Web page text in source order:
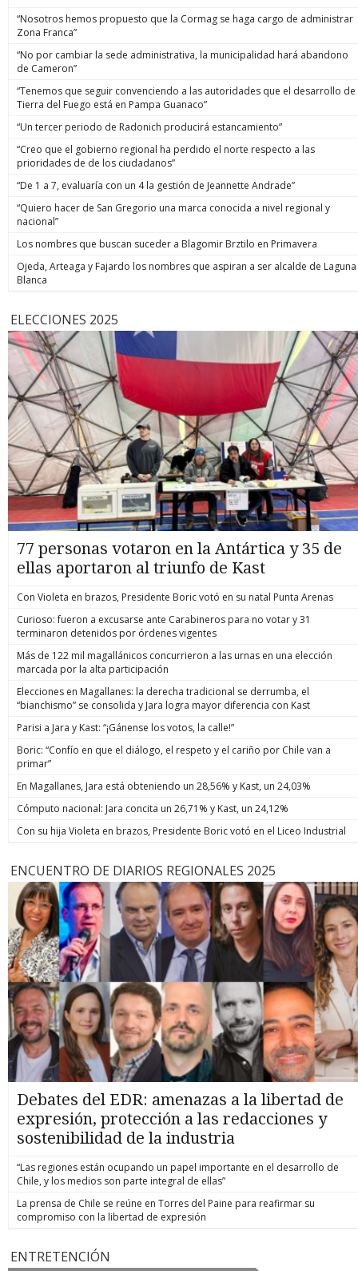
“Nosotros hemos propuesto que la Cormag se haga cargo de administrar
Zona Franca”
“No por cambiar la sede administrativa, la municipalidad hará abandono
de Cameron”
“Tenemos que seguir convenciendo a las autoridades que el desarrollo de
Tierra del Fuego está en Pampa Guanaco”
“Un tercer periodo de Radonich producirá estancamiento”
“Creo que el gobierno regional ha perdido el norte respecto a las
prioridades de de los ciudadanos”
“De 1 a 7, evaluaría con un 4 la gestión de Jeannette Andrade”
“Quiero hacer de San Gregorio una marca conocida a nivel regional y
nacional”
Los nombres que buscan suceder a Blagomir Brztilo en Primavera
Ojeda, Arteaga y Fajardo los nombres que aspiran a ser alcalde de Laguna
Blanca
ELECCIONES 2025
77 personas votaron en la Antártica y 35 de
ellas aportaron al triunfo de Kast
Con Violeta en brazos, Presidente Boric votó en su natal Punta Arenas
Curioso: fueron a excusarse ante Carabineros para no votar y 31
terminaron detenidos por órdenes vigentes
Más de 122 mil magallánicos concurrieron a las urnas en una elección
marcada por la alta participación
Elecciones en Magallanes: la derecha tradicional se derrumba, el
“bianchismo” se consolida y Jara logra mayor diferencia con Kast
Parisi a Jara y Kast: “¡Gánense los votos, la calle!”
Boric: “Confío en que el diálogo, el respeto y el cariño por Chile van a
primar”
En Magallanes, Jara está obteniendo un 28,56% y Kast, un 24,03%
Cómputo nacional: Jara concita un 26,71% y Kast, un 24,12%
Con su hija Violeta en brazos, Presidente Boric votó en el Liceo Industrial
ENCUENTRO DE DIARIOS REGIONALES 2025
Debates del EDR: amenazas a la libertad de
expresión, protección a las redacciones y
sostenibilidad de la industria
“Las regiones están ocupando un papel importante en el desarrollo de
Chile, y los medios son parte integral de ellas”
La prensa de Chile se reúne en Torres del Paine para reafirmar su
compromiso con la libertad de expresión
ENTRETENCIÓN